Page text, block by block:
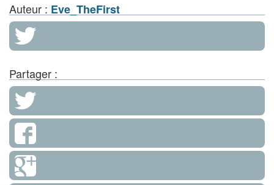
Auteur : Eve_TheFirst
Partager :